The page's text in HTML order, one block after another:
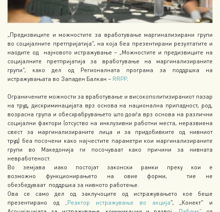
„Предизвиците и можностите за вработување маргинализирани групи
во социјалните претпријатија“, на која беа презентирани резултатите и
наодите од најновото истражување – „Можностите и предизвиците на
социјалните претпријатија за вработување на маргинализираните
групи“, како дел од Регионалната програма за поддршка на
истражувањата во Западен Балкан – RRPP.
Ограничените можности за вработување и високополитизираниот пазар
на труд, дискриминацијата врз основа на национална припадност, род,
возрасна група и обесхрабрувањето што доаѓа врз основа на различни
социјални фактори (отсуство на инклузивни работни места, неразвиена
свест за маргинализираните лица и за придобивките од нивниот
труд) беа посочени како најчестите параметри кои маргинализираните
групи во Македонија ги посочуваат како причини за нивната
невработеност.
Во земјава иако постојат законски рамки преку кои е
возможно функционирањето на овие форми, тие не
обезбедуваат поддршка за нивното работење.
Ова се само дел од заклучоците од истражувањето кое беше
презентирано од „Реактор истражување во акција“, „Конект“ и